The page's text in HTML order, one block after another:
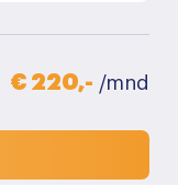
€ 220,- /mnd